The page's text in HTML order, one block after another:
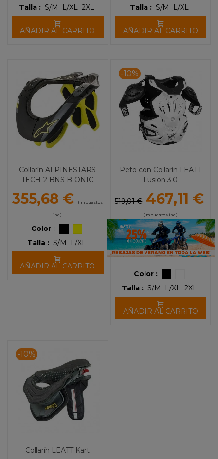
Talla : S/M L/XL 2XL
AÑADIR AL CARRITO
Talla : S/M L/XL
AÑADIR AL CARRITO
Collarín ALPINESTARS
TECH-2 BNS BIONIC
355,68 € (impuestos
inc.)
Color :
Talla : S/M L/XL
AÑADIR AL CARRITO
-10%
Peto con Collarín LEATT
Fusion 3.0
519,01 € 467,11 €
(impuestos inc.)
Color :
Talla : S/M L/XL 2XL
AÑADIR AL CARRITO
-10%
Collarín LEATT Kart